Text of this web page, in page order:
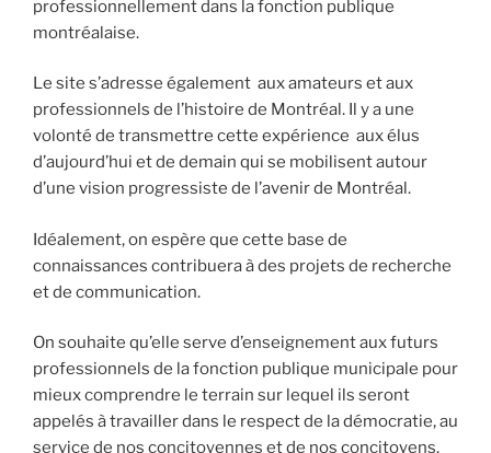
professionnellement dans la fonction publique
montréalaise.
Le site s’adresse également aux amateurs et aux
professionnels de l’histoire de Montréal. Il y a une
volonté de transmettre cette expérience aux élus
d’aujourd’hui et de demain qui se mobilisent autour
d’une vision progressiste de l’avenir de Montréal.
Idéalement, on espère que cette base de
connaissances contribuera à des projets de recherche
et de communication.
On souhaite qu’elle serve d’enseignement aux futurs
professionnels de la fonction publique municipale pour
mieux comprendre le terrain sur lequel ils seront
appelés à travailler dans le respect de la démocratie, au
service de nos concitoyennes et de nos concitoyens.